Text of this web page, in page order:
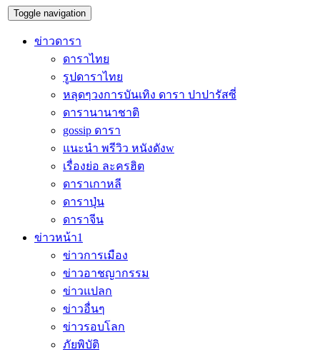
Toggle navigation
ข่าวดารา
ดาราไทย
รูปดาราไทย
หลุดๆวงการบันเทิง ดารา ปาปารัสซี่
ดารานานาชาติ
gossip ดารา
แนะนำ พรีวิว หนังดังw
เรื่องย่อ ละครฮิต
ดาราเกาหลี
ดาราปุ่น
ดาราจีน
ข่าวหน้า1
ข่าวการเมือง
ข่าวอาชญากรรม
ข่าวแปลก
ข่าวอื่นๆ
ข่าวรอบโลก
ภัยพิบัติ